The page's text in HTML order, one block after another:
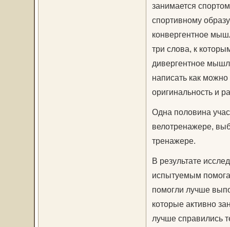
занимается
спортивному
конвергентное
три слова, к
дивергентное
написать как
оригинальность и
Одна половина
велотренажере,
тренажере.
В результате
испытуемым
помогли лучше
которые активно
лучше справились